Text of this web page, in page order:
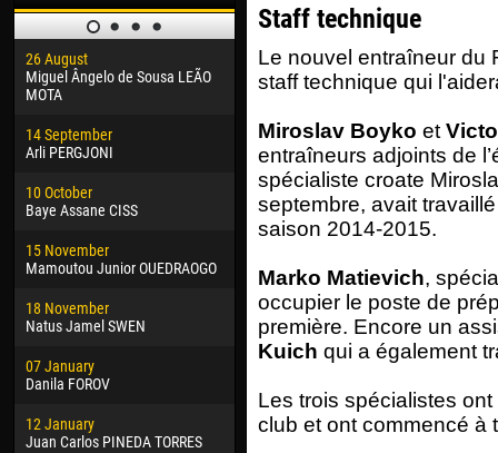
26 August
Miguel Ângelo de Sousa LEÃO
MOTA
14 September
Arli PERGJONI
10 October
Baye Assane CISS
15 November
Mamoutou Junior OUEDRAOGO
18 November
Natus Jamel SWEN
07 January
Danila FOROV
12 January
Juan Carlos PINEDA TORRES
30 January
Dhoraso Moreo KLAS
Vladislav COSTIN
02 March
Veaceslav COZMA
09 March
20 March
Jayder Moreno ASPRILLA
22 March
26 March
Vitor Hugo Morais de OLIVEIRA
04
15
28
10
15
Ivan
Staff technique
Le nouvel entraîneur du
staff technique qui
Miroslav Boyko et
entraîneurs adjoints de
spécialiste croate
septembre, avait
saison 2014-2015.
Marko Matievich,
occupier le poste de
première. Encore un
Kuich qui a également
Les trois spécialistes
club et ont commencé à